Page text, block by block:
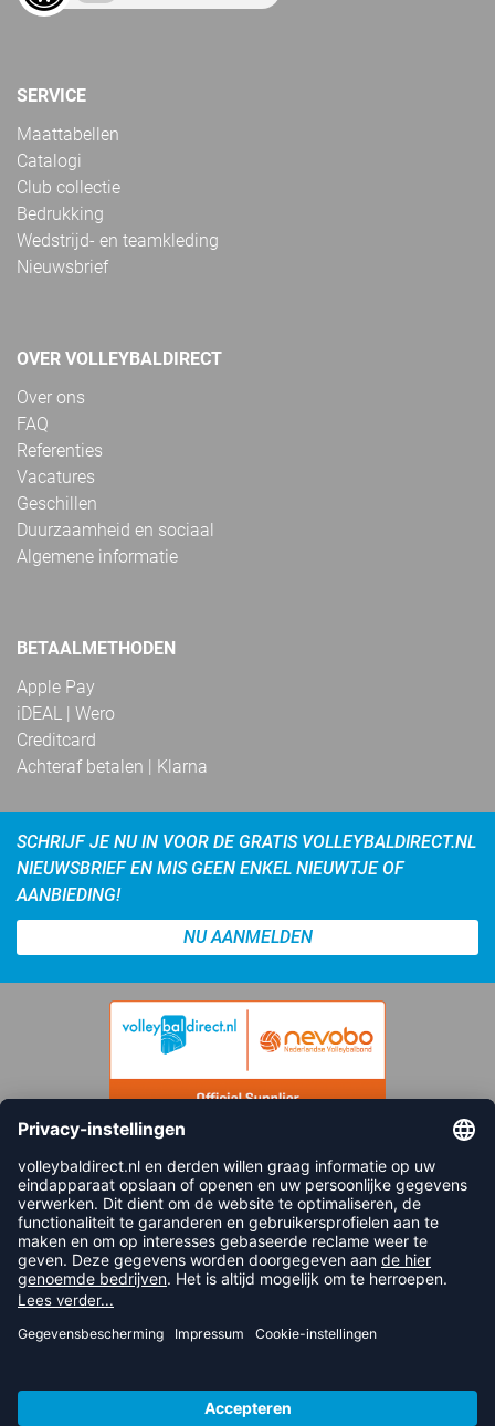
SERVICE
Maattabellen
Catalogi
Club collectie
Bedrukking
Wedstrijd- en teamkleding
Nieuwsbrief
OVER VOLLEYBALDIRECT
Over ons
FAQ
Referenties
Vacatures
Geschillen
Duurzaamheid en sociaal
Algemene informatie
BETAALMETHODEN
Apple Pay
iDEAL | Wero
Creditcard
Achteraf betalen | Klarna
SCHRIJF JE NU IN VOOR DE GRATIS VOLLEYBALDIRECT.NL
NIEUWSBRIEF EN MIS GEEN ENKEL NIEUWTJE OF
AANBIEDING!
NU AANMELDEN
FOLLOW US